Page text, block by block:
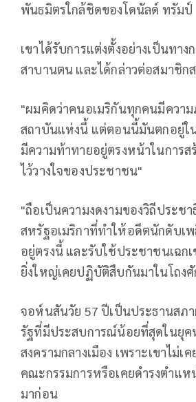
พันธมิตรใกล้ชิดของโดนัลด์ ทรัมป์
เขาได้รับการแต่งตั้งอย่างเป็นทาง
สาบานตน และได้กล่าวต่อสมาชิก
"ผมคิดว่าคนอเมริกันทุกคนมีควา
สถาบันแห่งนี้ แต่ตอนนี้มันตกอยู่ใน
มีความท้าทายอยู่ตรงหน้าในการ
ไว้วางใจของประชาชน"
"ถือเป็นความงดงามของวิถีประช
สหรัฐอเมริกาที่ทำให้อดีตนักดับเ
อยู่ตรงนี้ และรับใช้ประชาชนเฉก
ยิ่งใหญ่เคยปฏิบัติสืบกันมาในโถง
จอห์นสันวัย 57 ปีเป็นประธานสภ
รัฐที่มีประสบการณ์น้อยที่สุดในยุค
สงครามกลางเมือง เพราะเขาไม่เ
คณะกรรมการหรือเคยดำรงตำแห
มาก่อน